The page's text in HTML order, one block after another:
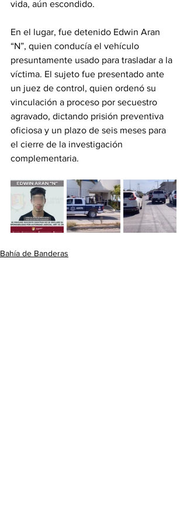
vida, aún escondido.
En el lugar, fue detenido Edwin Aran
“N”, quien conducía el vehículo
presuntamente usado para trasladar a la
víctima. El sujeto fue presentado ante
un juez de control, quien ordenó su
vinculación a proceso por secuestro
agravado, dictando prisión preventiva
oficiosa y un plazo de seis meses para
el cierre de la investigación
complementaria.
Bahía de Banderas